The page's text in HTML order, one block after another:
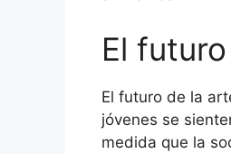
El
El futuro de la
jóvenes se
medida que la